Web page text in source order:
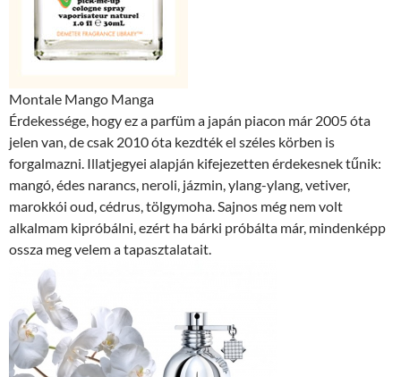
Montale Mango Manga
Érdekessége, hogy ez a parfüm a japán piacon már 2005 óta
jelen van, de csak 2010 óta kezdték el széles körben is
forgalmazni. Illatjegyei alapján kifejezetten érdekesnek tűnik:
mangó, édes narancs, neroli, jázmin, ylang-ylang, vetiver,
marokkói oud, cédrus, tölgymoha. Sajnos még nem volt
alkalmam kipróbálni, ezért ha bárki próbálta már, mindenképp
ossza meg velem a tapasztalatait.